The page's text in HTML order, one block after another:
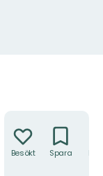
Besökt Spara